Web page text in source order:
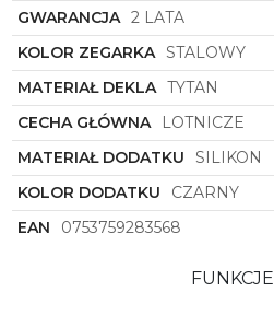
GWARANCJA 2 LATA
KOLOR ZEGARKA STALOWY
MATERIAŁ DEKLA TYTAN
CECHA GŁÓWNA
LOTNICZE
MATERIAŁ DODATKU
SILIKON
KOLOR DODATKU
CZARNY
EAN
0753759283568
FUNKCJE